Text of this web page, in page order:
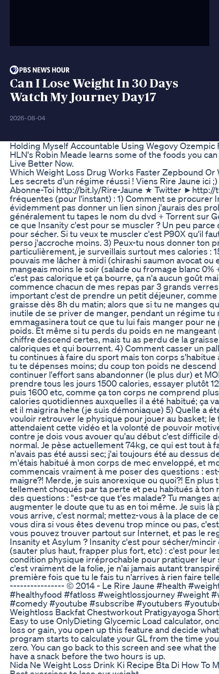
Can I Lose Weight In 30 Days
Watch My Journey Day17
2026-08-04
Holding Myself Accountable Using Wegovy Ozempic
HLN's Robin Meade learns some of the foods you
Live Better Now.
Which Weight Loss Drug Works Faster Zepbound Or
Les secrets d'un régime réussi ! Viens Rire Jaune
Abonne-Toi http://bit.ly/Rire-Jaune ★ Twitter
fréquentes (pour l'instant) : 1) Comment se procurer
évidemment pas donner un lien sinon j'aurais des
généralement tu tapes le nom du dvd + Torrent sur
ce que Insanity c'est pour se muscler ? Un peu
pour sécher. Si tu veux te muscler c'est P90X qu'il
perso j'accroche moins. 3) Peux-tu nous donner ton
particulièrement, je surveillais surtout mes calories :
pouvais me lâcher à midi (chirashi saumon avocat
mangeais moins le soir (salade ou fromage blanc
c'est pas calorique et ça bourre, ça n'a aucun goût
commence chacun de mes repas par 3 grands
important c'est de prendre un petit déjeuner,
graisse dès 8h du matin; alors que si tu ne manges
inutile de se priver de manger, pendant un régime tu
emmagasinera tout ce que tu lui fais manger pour
poids. Et même si tu perds du poids en ne
chiffre descend certes, mais tu as perdu de la
caloriques et qui bourrent. 4) Comment casser un
tu continues à faire du sport mais ton corps
tu te dépenses moins; du coup ton poids ne descend
continuer l'effort sans abandonner (le plus dur) et
prendre tous les jours 1500 calories, essayer plutôt
puis 1600 etc, comme ça ton corps ne comprend
calories quotidiennes auxquelles il a été habitué; ça
et il maigrira hehe (je suis démoniaque) 5) Quelle a
vouloir retrouver le physique pour jouer au basket;
attendaient cette vidéo et la volonté de pouvoir
contre je dois vous avouer qu'au début c'est difficile
normal. Je pèse actuellement 74kg, ce qui est tout à
n'avais pas été aussi sec; j'ai toujours été au dessus
m'étais habitué à mon corps de mec enveloppé, et
commencais vraiment à me poser des questions :
maigre?! Merde, je suis anorexique ou quoi?! En
tellement choqués par ta perte et peu habitués à
des questions : "est-ce que t'es malade? Tu manges
augmenter le doute que tu as en toi même. Je suis
vous arrive, c'est normal; mettez-vous à la place de
vous dira si vous êtes devenu trop mince ou pas,
vous pouvez trouver partout sur Internet, et pas le
Insanity et Asylum ? Insanity c'est pour sécher/
(sauter plus haut, frapper plus fort, etc) : c'est pour
condition physique irréprochable pour pratiquer
c'est vraiment de la folie, je n'ai jamais autant
première fois que tu le fais tu n'arrives à rien faire
---------------- © 2014 - Le Rire Jaune #health
#healthyfood #fatloss #weightlossjourney #weight
#comedy #youtube #subscribe #youtubers
Weightloss Backfat Chestworkout Pratigyayoga
Easy to use OnlyDieting Glycemic Load calculator,
loss or gain, you open up this feature and decide
program starts to calculate your GL from the time
zero. You can go back to this screen and see what
have a snack before the two hours is up.
Nida Ne Weight Loss Drink Ki Recipe Bta Di How To